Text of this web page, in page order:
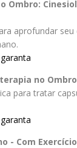
Ombro:
aprofundar
no
para tratar
- Com